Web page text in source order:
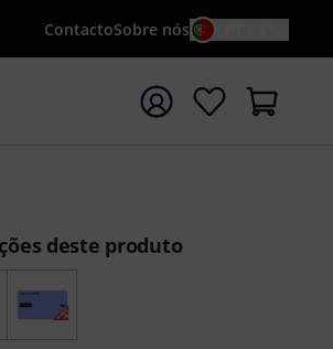
ContactoSobre nós
de pesquisa {searchTerm}
deste produto